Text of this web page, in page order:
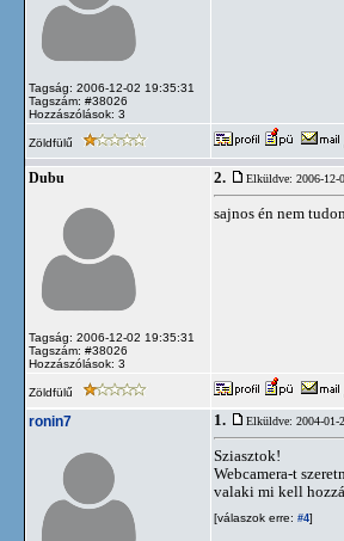
Tagság: 2006-12-02 19:35:31
Tagszám: #38026
Hozzászólások: 3
Zöldfülű
Dubu
Tagság: 2006-12-02 19:35:31
Tagszám: #38026
Hozzászólások: 3
2. Elküldve: 2006-12-
sajnos én nem
Zöldfülű
ronin7 1. Elküldve: 2004-01-
Sziasztok!
Webcamera-t
valaki mi kell
[válaszok erre: #4]